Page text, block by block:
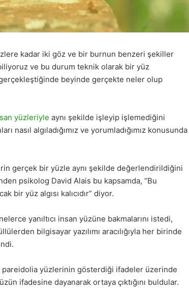
kadar iki göz ve bir burnun benzeri şekiller
ve bu durum teknik olarak bir yüz
beyinde gerçekte neler olup
yüzleriyle aynı şekilde işleyip işlemediğini
nasıl algıladığımız ve yorumladığımız konusunda
gerçek bir yüzle aynı şekilde değerlendirildiğini
psikolog David Alais bu kapsamda, “Bu
bir yüz algısı kalıcıdır” diyor.
yanıltıcı insan yüzüne bakmalarını istedi,
bilgisayar yazılımı aracılığıyla her birinde
pareidolia yüzlerinin gösterdiği ifadeler üzerinde
ifadesine dayanarak ortaya çıktığını buldular.